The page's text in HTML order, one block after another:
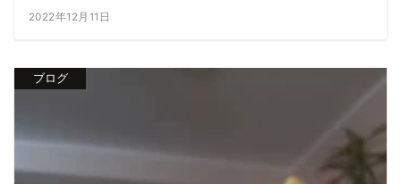
2022年12月11日
ブログ